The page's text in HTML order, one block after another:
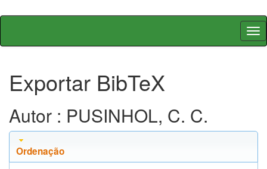
Skip
Exportar BibTeX
Autor : PUSINHOL, C. C.
Ordenação